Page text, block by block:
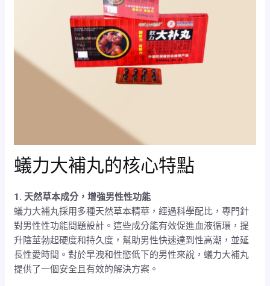
蟻力大補丸的核心特點
1. 天然草本成分，增強男性性功能
蟻力大補丸採用多種天然草本精華，經過科學配比，專門針
對男性性功能問題設計。這些成分能有效促進血液循環，提
升陰莖勃起硬度和持久度，幫助男性快速達到性高潮，並延
長性愛時間。對於早洩和性慾低下的男性來說，蟻力大補丸
提供了一個安全且有效的解決方案。